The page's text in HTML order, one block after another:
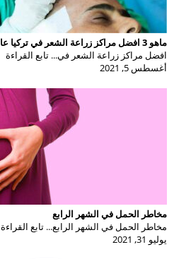
ماهو 3 افضل مراكز زراعة الشعر في تركيا عام 2026
افضل مراكز زراعة الشعر في... تابع القراءة
أغسطس 5, 2021
مخاطر الحمل في الشهر الرابع
مخاطر الحمل في الشهر الرابع... تابع القراءة
يوليو 31, 2021